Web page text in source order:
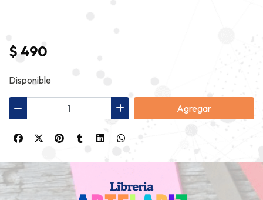
$ 490
Disponible
Agregar